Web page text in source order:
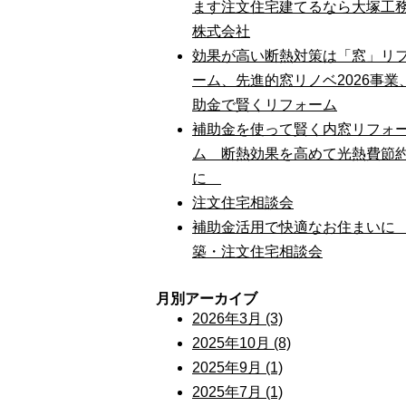
ます注文住宅建てるなら大塚工
株式会社
効果が高い断熱対策は「窓」リ
ーム、先進的窓リノベ2026事業
助金で賢くリフォーム
補助金を使って賢く内窓リフォ
ム 断熱効果を高めて光熱費節
に
注文住宅相談会
補助金活用で快適なお住まい
築・注文住宅相談会
月別アーカイブ
2026年3月 (3)
2025年10月 (8)
2025年9月 (1)
2025年7月 (1)